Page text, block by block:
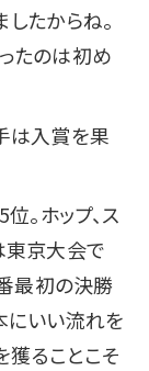
たからね。
たのは初め
は入賞を果
。ホップ、ス
東京大会で
最初の決勝
にいい流れを
獲ることこそ